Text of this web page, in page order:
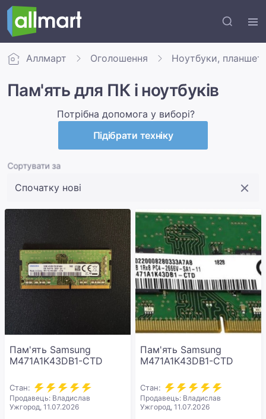
Аллмарт Оголошення Ноутбуки,
Пам'ять для ПК і ноутбуків
Потрібна допомога у виборі?
Підібрати техніку
Сортувати за
Пам'ять Samsung
M471A1K43DB1-CTD
Стан:
Продавець: Владислав
Ужгород, 11.07.2026
Пам'ять Samsung
M471A1K43DB1-CTD
Стан:
Продавець: Владислав
Ужгород, 11.07.2026